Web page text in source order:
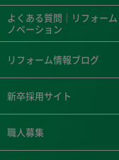
よくある質問｜リフォーム
ノベーション
リフォーム情報ブログ
新卒採用サイト
職人募集